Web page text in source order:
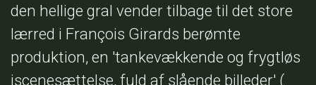
den hellige gral vender tilbage til det store
lærred i François Girards berømte
produktion, en 'tankevækkende og frygtløs
iscenesættelse, fuld af slående billeder' (